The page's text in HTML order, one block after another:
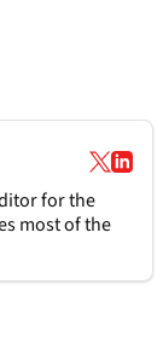
for the
most of the